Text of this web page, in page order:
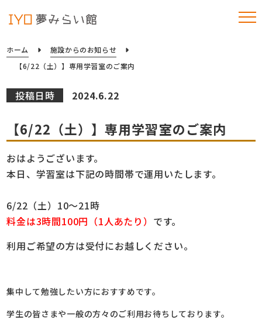
ホーム
施設からのお知らせ
【6/22（土）】専用学習室のご案内
投稿日時 2024.6.22
【6/22（土）】専用学習室のご案内
おはようございます。
本日、学習室は下記の時間帯で運用いたします。
6/22（土）10～21時
料金は3時間100円（1人あたり） です。
利用ご希望の方は受付にお越しください。
集中して勉強したい方におすすめです。
学生の皆さまや一般の方々のご利用お待ちしております。